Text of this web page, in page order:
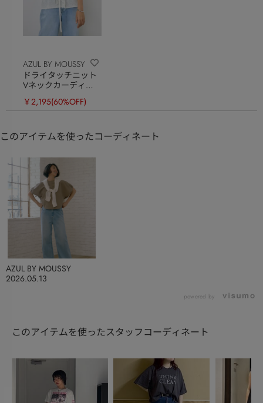
AZUL BY MOUSSY
ドライタッチニット
Vネックカーディガ
￥2,195(60%OFF)
このアイテムを使ったコーディネート
2026.05.13
AZUL BY MOUSSY
powered by
このアイテムを使ったスタッフコーディネート